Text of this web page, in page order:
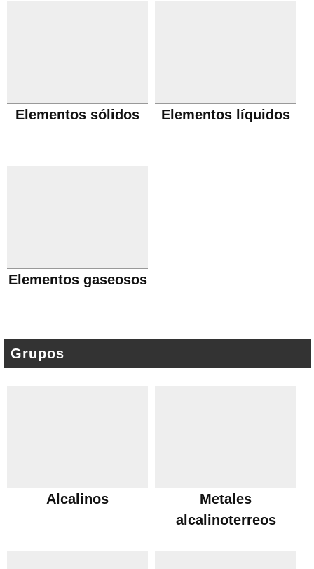
Elementos sólidos Elementos líquidos
Elementos gaseosos
Grupos
Alcalinos
Metales
alcalinoterreos